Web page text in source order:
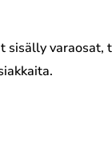
sisälly